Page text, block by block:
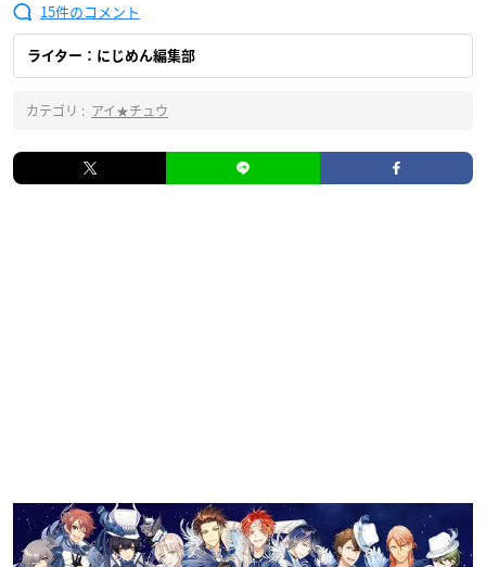
15
ライター：にじめん編集部
カテゴリ : アイ★チュウ